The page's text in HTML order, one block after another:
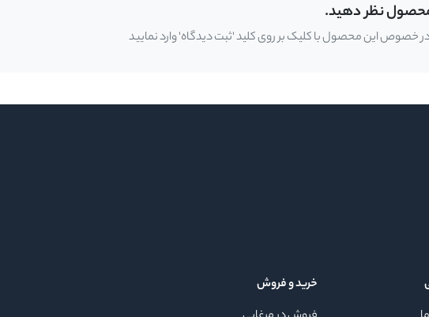
نظر دهید.
خصوص این محصول با کلیک بر روی کلید 'ثبت دیدگاه' وارد نمایید
خرید و فروش